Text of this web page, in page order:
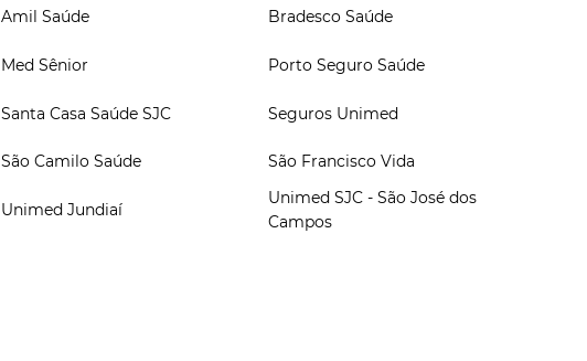
Amil Saúde Bradesco Saúde
Med Sênior Porto Seguro Saúde
Santa Casa Saúde SJC Seguros Unimed
São Camilo Saúde São Francisco Vida
Unimed Jundiaí
Unimed SJC - São José dos
Campos